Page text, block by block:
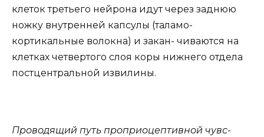
клеток третьего нейрона идут через заднюю
ножку внутренней капсулы (таламо-
кортикальные волокна) и закан- чиваются на
клетках четвертого слоя коры нижнего отдела
постцентральной извилины.
Проводящий путь проприоцептивной чувс-